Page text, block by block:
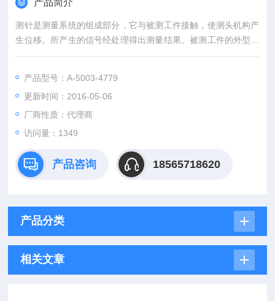
产品简介
测针是测量系统的组成部分，它与被测工件接触，使测头机构产
生位移。所产生的信号经处理得出测量结果。被测工件的外型特
征将决定要采用的测针类型和大小。在所有情况下，测针的刚度
坐标测量机测头TP2、TP20和TP200的测针。英国雷尼绍RENIS
HAW测量仪器M2红宝石直测针A-5003-4779
产品型号：A-5003-4779
更新时间：2016-05-06
厂商性质：代理商
访问量：1349
产品咨询 18565718620
产品分类
相关文章